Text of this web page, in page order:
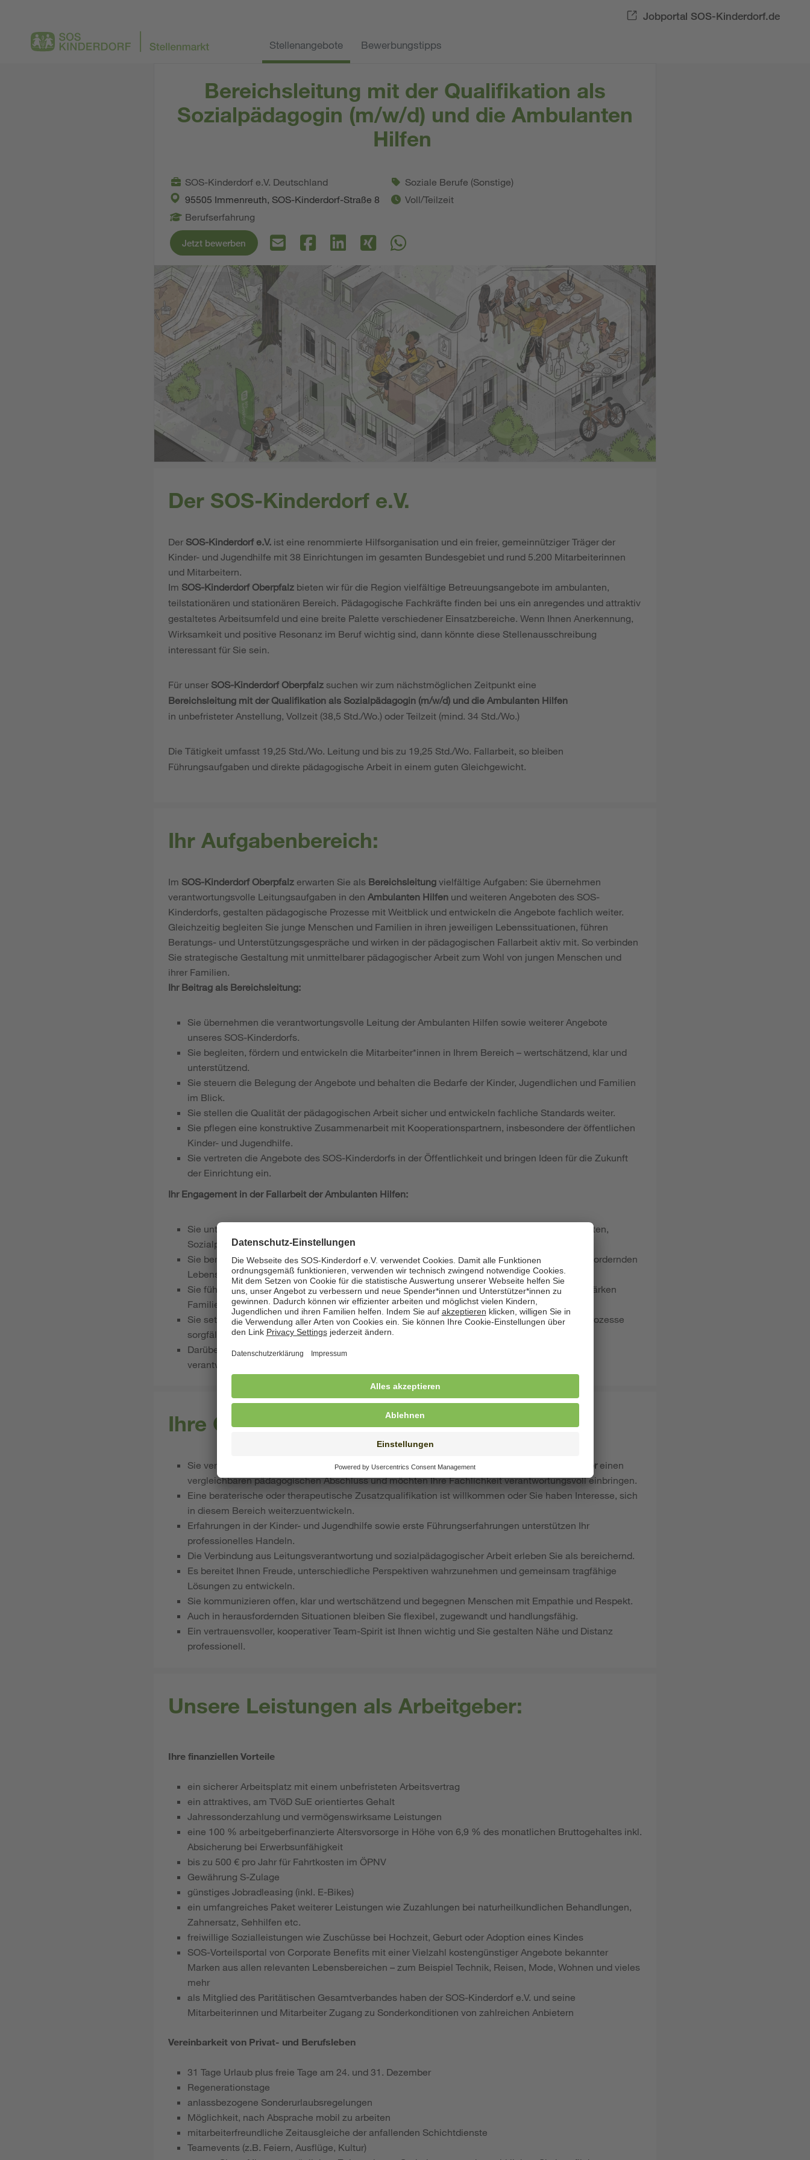
Jobportal SOS-Kinderdorf.de
Stellenangebote Bewerbungstipps
Bereichsleitung mit der Qualifikation als
Sozialpädagogin (m/w/d) und die Ambulanten
Hilfen
SOS-Kinderdorf e.V. Deutschland
95505 Immenreuth, SOS-Kinderdorf-Straße 8
Berufserfahrung
Soziale Berufe (Sonstige)
Voll/Teilzeit
Jetzt bewerben
Der SOS-Kinderdorf e.V.
Der SOS-Kinderdorf e.V. ist eine renommierte Hilfsorganisation und ein freier, gemeinnütziger Träger der
Kinder- und Jugendhilfe mit 38 Einrichtungen im gesamten Bundesgebiet und rund 5.200 Mitarbeiterinnen
und Mitarbeitern.
Im SOS-Kinderdorf Oberpfalz bieten wir für die Region vielfältige Betreuungsangebote im ambulanten,
teilstationären und stationären Bereich. Pädagogische Fachkräfte finden bei uns ein anregendes und attraktiv
gestaltetes Arbeitsumfeld und eine breite Palette verschiedener Einsatzbereiche. Wenn Ihnen Anerkennung,
Wirksamkeit und positive Resonanz im Beruf wichtig sind, dann könnte diese Stellenausschreibung
interessant für Sie sein.
Für unser SOS-Kinderdorf Oberpfalz suchen wir zum nächstmöglichen Zeitpunkt eine
Bereichsleitung mit der Qualifikation als Sozialpädagogin (m/w/d) und die Ambulanten Hilfen
in unbefristeter Anstellung, Vollzeit (38,5 Std./Wo.) oder Teilzeit (mind. 34 Std./Wo.)
Die Tätigkeit umfasst 19,25 Std./Wo. Leitung und bis zu 19,25 Std./Wo. Fallarbeit, so bleiben
Führungsaufgaben und direkte pädagogische Arbeit in einem guten Gleichgewicht.
Ihr Aufgabenbereich:
Im SOS-Kinderdorf Oberpfalz erwarten Sie als Bereichsleitung vielfältige Aufgaben: Sie übernehmen
verantwortungsvolle Leitungsaufgaben in den Ambulanten Hilfen und weiteren Angeboten des SOS-
Kinderdorfs, gestalten pädagogische Prozesse mit Weitblick und entwickeln die Angebote fachlich weiter.
Gleichzeitig begleiten Sie junge Menschen und Familien in ihren jeweiligen Lebenssituationen, führen
Beratungs- und Unterstützungsgespräche und wirken in der pädagogischen Fallarbeit aktiv mit. So verbinden
Sie strategische Gestaltung mit unmittelbarer pädagogischer Arbeit zum Wohl von jungen Menschen und
ihrer Familien.
Ihr Beitrag als Bereichsleitung:
Sie übernehmen die verantwortungsvolle Leitung der Ambulanten Hilfen sowie weiterer Angebote
unseres SOS-Kinderdorfs.
Sie begleiten, fördern und entwickeln die Mitarbeiter*innen in Ihrem Bereich – wertschätzend, klar und
unterstützend.
Sie steuern die Belegung der Angebote und behalten die Bedarfe der Kinder, Jugendlichen und Familien
im Blick.
Sie stellen die Qualität der pädagogischen Arbeit sicher und entwickeln fachliche Standards weiter.
Sie pflegen eine konstruktive Zusammenarbeit mit Kooperationspartnern, insbesondere der öffentlichen
Kinder- und Jugendhilfe.
Sie vertreten die Angebote des SOS-Kinderdorfs in der Öffentlichkeit und bringen Ideen für die Zukunft
der Einrichtung ein.
Ihr Engagement in der Fallarbeit der Ambulanten Hilfen:
Sie unterstützen junge Menschen und ihre Familien im Rahmen von Erziehungsbeistandschaften,
Sozialpädagogischer Familienhilfe und Betreutem Wohnen.
Sie beraten und begleiten Kinder, Jugendliche, junge Erwachsene und ihre Familien in herausfordernden
Lebenssituationen.
Sie führen Gespräche, unterstützen im Alltag, gestalten freizeitpädagogische Angebote und stärken
Familien im Miteinander.
Sie setzen Hilfe- und Erziehungsplanungen verlässlich um, dokumentieren die Entwicklungsprozesse
sorgfältig und behalten dabei stets die individuellen Ziele im Blick.
Darüber hinaus tragen Sie wesentlich zur Sicherstellung des Kinderschutzes bei und handeln
verantwortungsvoll im Sinne des Wohls der jungen Menschen.
Ihre Qualifikation und Kompetenzen:
Sie verfügen über ein abgeschlossenes Studium der Sozialen Arbeit oder einen
vergleichbaren pädagogischen Abschluss und möchten Ihre Fachlichkeit verantwortungsvoll einbringen.
Eine beraterische oder therapeutische Zusatzqualifikation ist willkommen oder Sie haben Interesse, sich
in diesem Bereich weiterzuentwickeln.
Erfahrungen in der Kinder- und Jugendhilfe sowie erste Führungserfahrungen unterstützen Ihr
professionelles Handeln.
Die Verbindung aus Leitungsverantwortung und sozialpädagogischer Arbeit erleben Sie als bereichernd.
Es bereitet Ihnen Freude, unterschiedliche Perspektiven wahrzunehmen und gemeinsam tragfähige
Lösungen zu entwickeln.
Sie kommunizieren offen, klar und wertschätzend und begegnen Menschen mit Empathie und Respekt.
Auch in herausfordernden Situationen bleiben Sie flexibel, zugewandt und handlungsfähig.
Ein vertrauensvoller, kooperativer Team-Spirit ist Ihnen wichtig und Sie gestalten Nähe und Distanz
professionell.
Unsere Leistungen als Arbeitgeber:
Ihre finanziellen Vorteile
ein sicherer Arbeitsplatz mit einem unbefristeten Arbeitsvertrag
ein attraktives, am TVöD SuE orientiertes Gehalt
Jahressonderzahlung und vermögenswirksame Leistungen
eine 100 % arbeitgeberfinanzierte Altersvorsorge in Höhe von 6,9 % des monatlichen Bruttogehaltes inkl.
Absicherung bei Erwerbsunfähigkeit
bis zu 500 € pro Jahr für Fahrtkosten im ÖPNV
Gewährung S-Zulage
günstiges Jobradleasing (inkl. E-Bikes)
ein umfangreiches Paket weiterer Leistungen wie Zuzahlungen bei naturheilkundlichen Behandlungen,
Zahnersatz, Sehhilfen etc.
freiwillige Sozialleistungen wie Zuschüsse bei Hochzeit, Geburt oder Adoption eines Kindes
SOS-Vorteilsportal von Corporate Benefits mit einer Vielzahl kostengünstiger Angebote bekannter
Marken aus allen relevanten Lebensbereichen – zum Beispiel Technik, Reisen, Mode, Wohnen und vieles
mehr
als Mitglied des Paritätischen Gesamtverbandes haben der SOS-Kinderdorf e.V. und seine
Mitarbeiterinnen und Mitarbeiter Zugang zu Sonderkonditionen von zahlreichen Anbietern
Vereinbarkeit von Privat- und Berufsleben
31 Tage Urlaub plus freie Tage am 24. und 31. Dezember
Regenerationstage
anlassbezogene Sonderurlaubsregelungen
Möglichkeit, nach Absprache mobil zu arbeiten
mitarbeiterfreundliche Zeitausgleiche der anfallenden Schichtdienste
Teamevents (z.B. Feiern, Ausflüge, Kultur)